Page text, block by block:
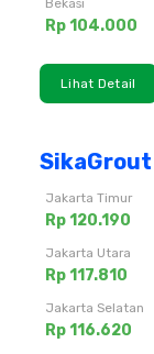
Bekasi
Rp 104.000
Lihat Detail
SikaGrout
Jakarta Timur
Rp 120.190
Jakarta Utara
Rp 117.810
Jakarta Selatan
Rp 116.620